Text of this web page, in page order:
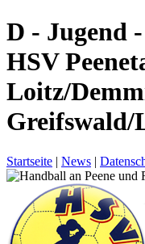
D - Jugend
HSV
Loitz/
Greifswald/
Startseite | News |